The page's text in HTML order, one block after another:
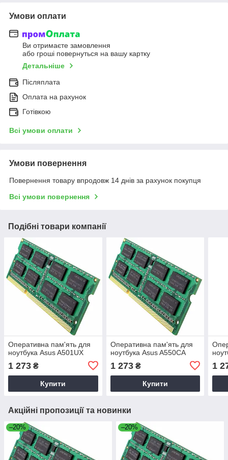
Умови оплати
Ви отримаєте замовлення
або гроші повернуться на вашу картку
Детальніше
Післяплата
Оплата на рахунок
Готівкою
Всі умови оплати
Умови повернення
Повернення товару впродовж 14 днів за рахунок покупця
Всі умови повернення
Подібні товари компанії
Оперативна пам'ять для
ноутбука Asus A501UX
1 273 ₴
Купити
Оперативна пам'ять для
ноутбука Asus A550CA
1 273₴
Купити
1
Акційні пропозиції та новинки
–20% –20%